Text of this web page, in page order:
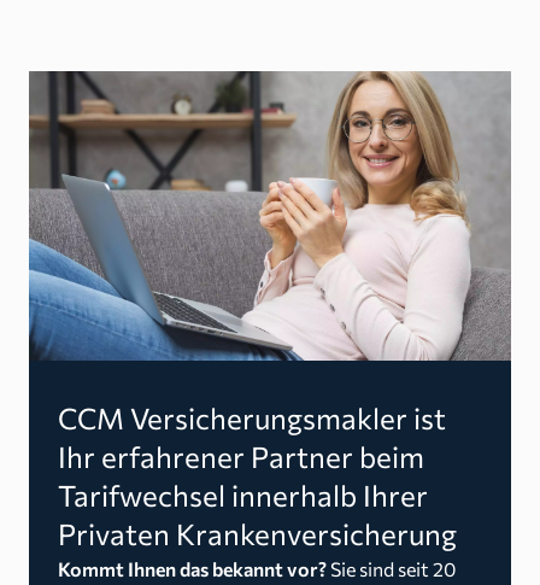
CCM Versicherungsmakler ist
Ihr erfahrener Partner beim
Tarifwechsel innerhalb Ihrer
Privaten Krankenversicherung
Kommt Ihnen das bekannt vor? Sie sind seit 20